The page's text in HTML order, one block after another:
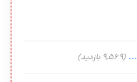
(9,569 بازدید)